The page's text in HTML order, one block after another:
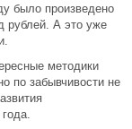
было произведено
рублей. А это уже
методики
по забывчивости не